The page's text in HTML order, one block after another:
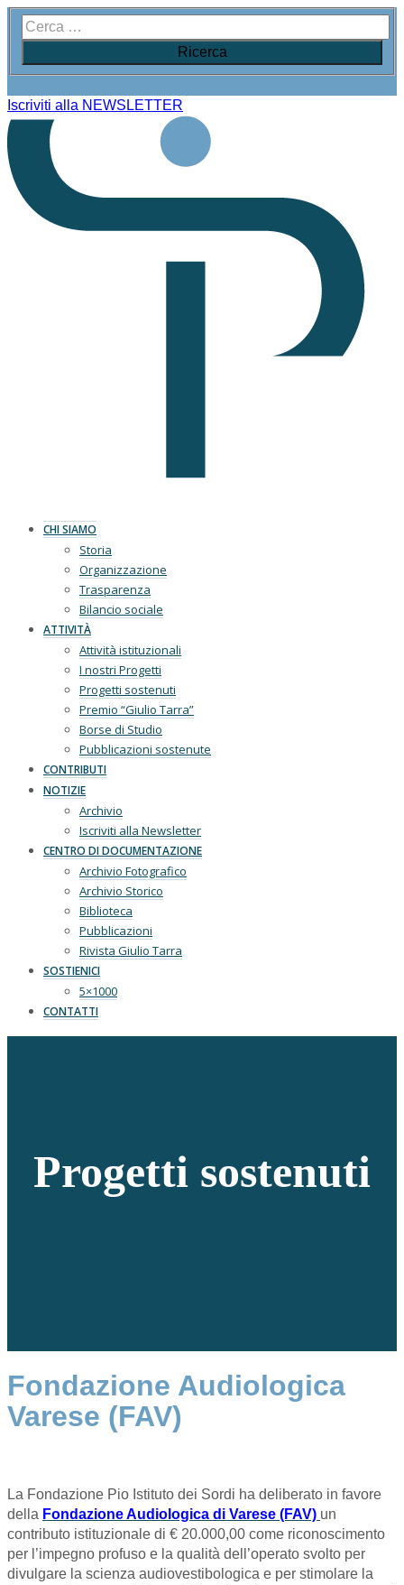
Iscriviti alla NEWSLETTER
CHI SIAMO
Storia
Organizzazione
Trasparenza
Bilancio sociale
ATTIVITÀ
Attività istituzionali
I nostri Progetti
Progetti sostenuti
Premio “Giulio Tarra”
Borse di Studio
Pubblicazioni sostenute
CONTRIBUTI
NOTIZIE
Archivio
Iscriviti alla Newsletter
CENTRO DI DOCUMENTAZIONE
Archivio Fotografico
Archivio Storico
Biblioteca
Pubblicazioni
Rivista Giulio Tarra
SOSTIENICI
5×1000
CONTATTI
Progetti sostenuti
Fondazione Audiologica
Varese (FAV)
La Fondazione Pio Istituto dei Sordi ha deliberato in favore
della Fondazione Audiologica di Varese (FAV) un
contributo istituzionale di € 20.000,00 come riconoscimento
per l’impegno profuso e la qualità dell’operato svolto per
divulgare la scienza audiovestibologica e per stimolare la